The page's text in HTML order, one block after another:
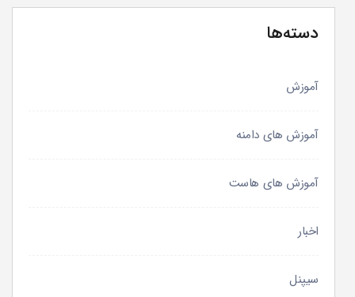
دسته‌ها
آموزش
آموزش های دامنه
آموزش های هاست
اخبار
سیپنل